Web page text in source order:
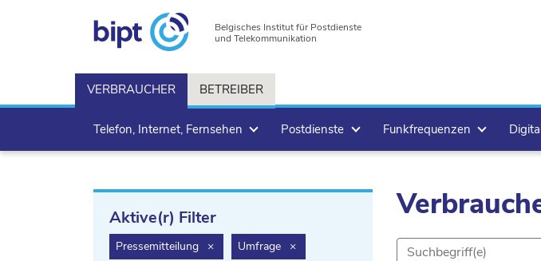
Belgisches Institut für Postdienste
und Telekommunikation
VERBRAUCHER BETREIBER
Telefon, Internet, Fernsehen Postdienste Funkfrequenzen
Aktive(r) Filter
Pressemitteilung ×filter.delete
Umfrage ×filter.delete